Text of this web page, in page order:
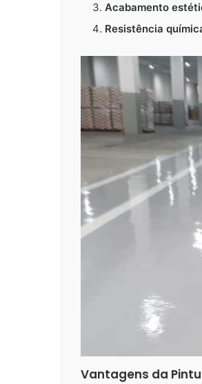
Acabamento
Resistência
Vantagens da